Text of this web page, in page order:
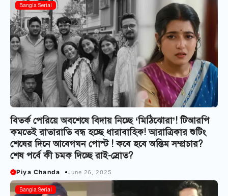
Bangla Serial
বিতর্ক পেরিয়ে অবশেষে বিদায় নিচ্ছে ‘মিঠিঝোরা’! টিআরপি
কমতেই রাতারাতি বন্ধ হচ্ছে ধারাবাহিক! আরাত্রিকার শুটিং
শেষের দিনে আবেগঘন পোস্ট ! কবে হবে অন্তিম সম্প্রচার?
শেষ পর্বে কী চমক দিচ্ছে রাই-স্রোত?
Piya Chanda June 26, 2025
Bangla Serial